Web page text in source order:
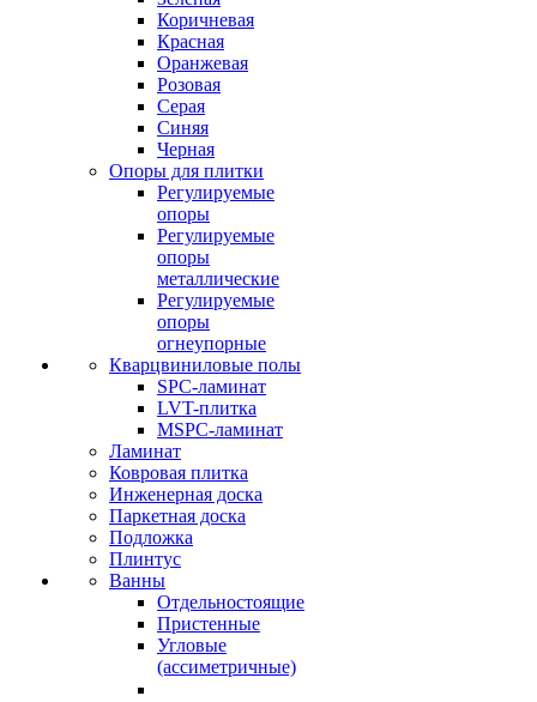
Коричневая
Красная
Оранжевая
Розовая
Серая
Синяя
Черная
Опоры для плитки
Регулируемые
опоры
Регулируемые
опоры
металлические
Регулируемые
опоры
огнеупорные
Кварцвиниловые полы
SPC-ламинат
LVT-плитка
MSPC-ламинат
Ламинат
Ковровая плитка
Инженерная доска
Паркетная доска
Подложка
Плинтус
Ванны
Отдельностоящие
Пристенные
Угловые
(ассиметричные)